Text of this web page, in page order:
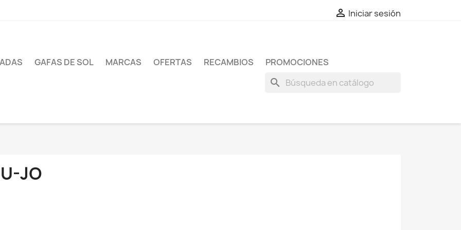
 Iniciar sesión
GAFAS DE SOL MARCAS OFERTAS RECAMBIOS PROMOCIONES
search
JO